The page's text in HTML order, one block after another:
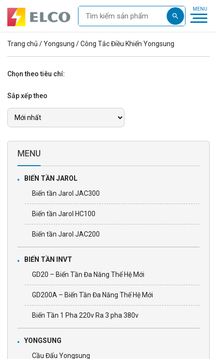
Trang chủ /Yongsung / Công Tắc Điều Khiển Yongsung
Chọn theo tiêu chí:
Sắp xếp theo
MENU
BIẾN TẦN JAROL
Biến tần Jarol JAC300
Biến tần Jarol HC100
Biến tần Jarol JAC200
BIẾN TẦN INVT
GD20 – Biến Tần Đa Năng Thế Hệ Mới
GD200A – Biến Tần Đa Năng Thế Hệ Mới
Biến Tần 1 Pha 220v Ra 3 pha 380v
YONGSUNG
Cầu Đấu Yongsung